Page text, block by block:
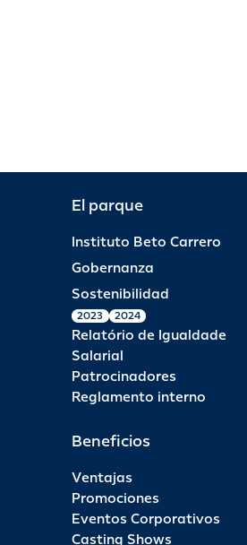
El parque
Instituto Beto Carrero
Gobernanza
Sostenibilidad
2023 2024
Relatório de Igualdade
Salarial
Patrocinadores
Reglamento interno
Beneficios
Ventajas
Promociones
Eventos Corporativos
Casting Shows